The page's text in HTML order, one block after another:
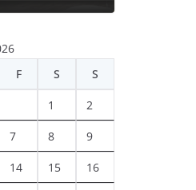
F S S
1 2
7 8 9
14 15 16